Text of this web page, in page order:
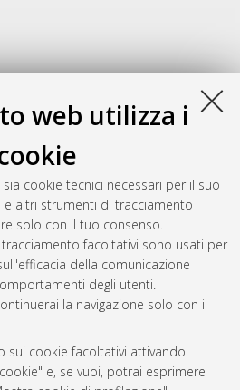
web utilizza i
cookie tecnici necessari per il suo
altri strumenti di tracciamento
solo con il tuo consenso.
facoltativi sono usati per
della comunicazione
degli utenti.
la navigazione solo con i
sui cookie facoltativi attivando
e, se vuoi, potrai esprimere
La risposta sismica di elementi
thesis], Alma Mater
Dottorato di ricerca in
, 26 Ciclo. DOI
6615.
generata ilSat Aug 8 20:38:38 2026